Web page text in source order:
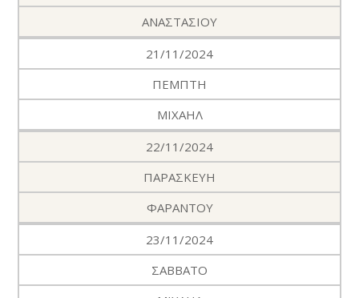
ΑΝΑΣΤΑΣΙΟΥ
21/11/2024
ΠΕΜΠΤΗ
ΜΙΧΑΗΛ
22/11/2024
ΠΑΡΑΣΚΕΥΗ
ΦΑΡΑΝΤΟΥ
23/11/2024
ΣΑΒΒΑΤΟ